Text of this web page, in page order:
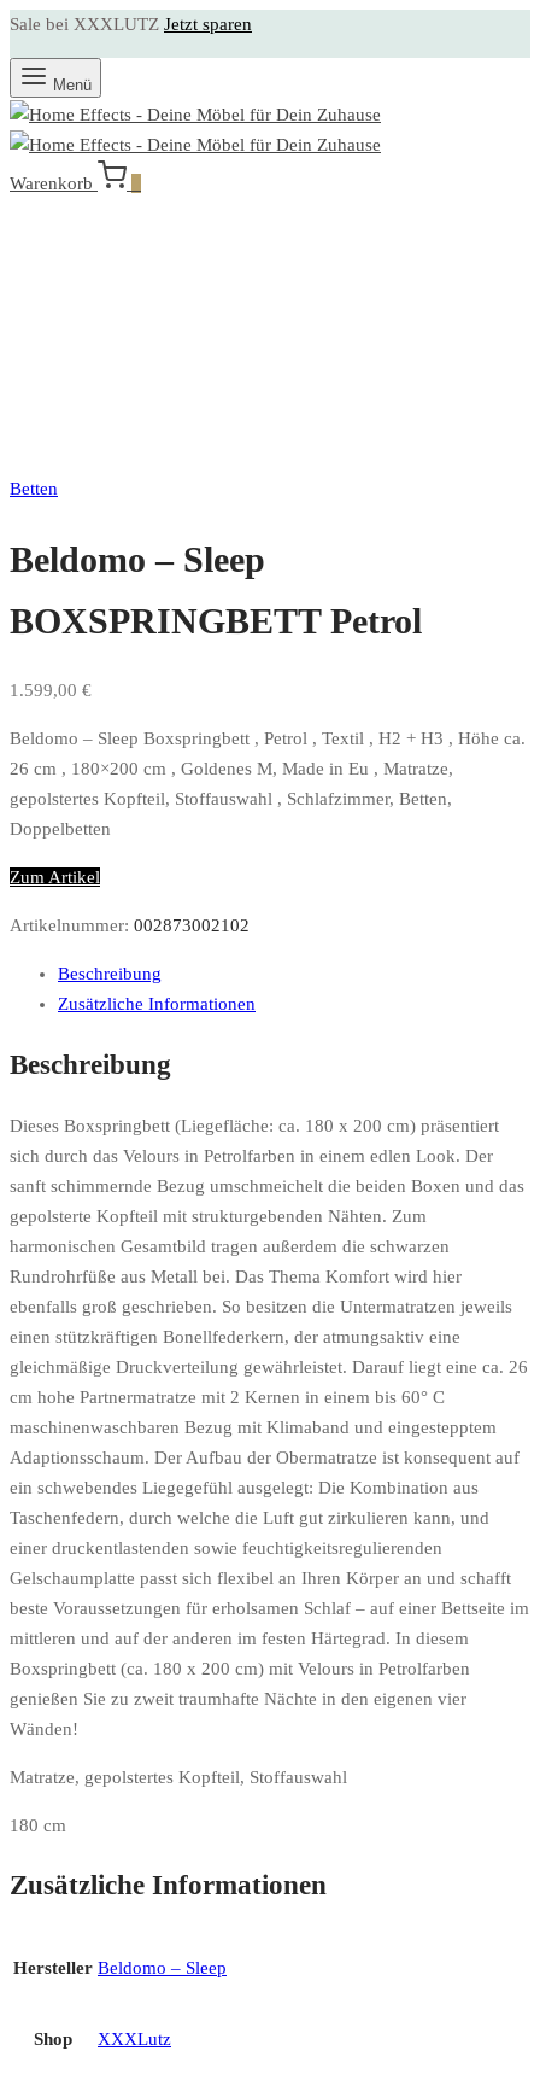
Sale bei XXXLUTZ Jetzt sparen
Menü
Warenkorb
Betten
Beldomo – Sleep
BOXSPRINGBETT Petrol
1.599,00 €
Beldomo – Sleep Boxspringbett , Petrol , Textil , H2 + H3 , Höhe ca.
26 cm , 180×200 cm , Goldenes M, Made in Eu , Matratze,
gepolstertes Kopfteil, Stoffauswahl , Schlafzimmer, Betten,
Doppelbetten
Zum Artikel
Artikelnummer: 002873002102
Beschreibung
Zusätzliche Informationen
Beschreibung
Dieses Boxspringbett (Liegefläche: ca. 180 x 200 cm) präsentiert
sich durch das Velours in Petrolfarben in einem edlen Look. Der
sanft schimmernde Bezug umschmeichelt die beiden Boxen und das
gepolsterte Kopfteil mit strukturgebenden Nähten. Zum
harmonischen Gesamtbild tragen außerdem die schwarzen
Rundrohrfüße aus Metall bei. Das Thema Komfort wird hier
ebenfalls groß geschrieben. So besitzen die Untermatratzen jeweils
einen stützkräftigen Bonellfederkern, der atmungsaktiv eine
gleichmäßige Druckverteilung gewährleistet. Darauf liegt eine ca. 26
cm hohe Partnermatratze mit 2 Kernen in einem bis 60° C
maschinenwaschbaren Bezug mit Klimaband und eingestepptem
Adaptionsschaum. Der Aufbau der Obermatratze ist konsequent auf
ein schwebendes Liegegefühl ausgelegt: Die Kombination aus
Taschenfedern, durch welche die Luft gut zirkulieren kann, und
einer druckentlastenden sowie feuchtigkeitsregulierenden
Gelschaumplatte passt sich flexibel an Ihren Körper an und schafft
beste Voraussetzungen für erholsamen Schlaf – auf einer Bettseite im
mittleren und auf der anderen im festen Härtegrad. In diesem
Boxspringbett (ca. 180 x 200 cm) mit Velours in Petrolfarben
genießen Sie zu zweit traumhafte Nächte in den eigenen vier
Wänden!
Matratze, gepolstertes Kopfteil, Stoffauswahl
180 cm
Zusätzliche Informationen
Hersteller Beldomo – Sleep
Shop XXXLutz